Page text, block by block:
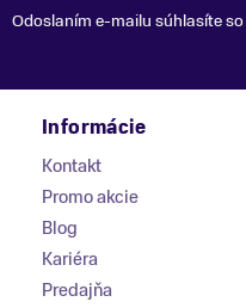
Odoslaním e-mailu súhlasíte so
Informácie
Kontakt
Promo akcie
Blog
Kariéra
Predajňa